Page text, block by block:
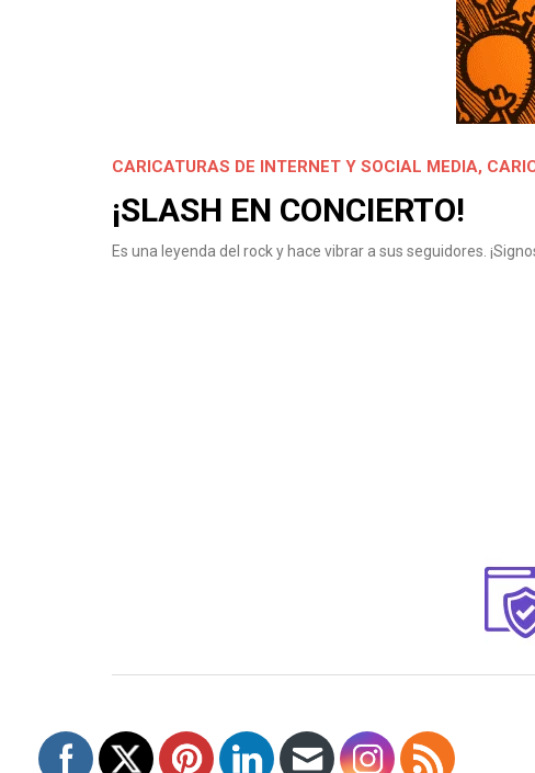
CARICATURAS DE INTERNET Y SOCIAL MEDIA,
¡SLASH EN CONCIERTO!
Es una leyenda del rock y hace vibrar a sus seguidores.